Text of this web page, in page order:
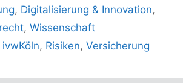
, Digitalisierung & Innovation,
, Wissenschaft
ivwKöln, Risiken,Versicherung